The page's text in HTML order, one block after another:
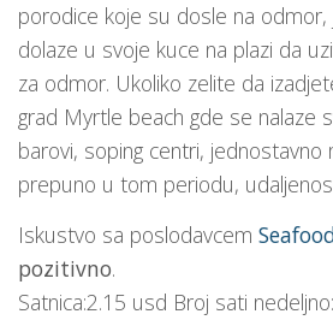
porodice koje su dosle na odmor,
dolaze u svoje kuce na plazi da
za odmor. Ukoliko zelite da
grad Myrtle beach gde se nalaze
barovi, soping centri,
prepuno u tom periodu,
Iskustvo sa poslodavcem
pozitivno.
Satnica:2.15 usd Broj sati